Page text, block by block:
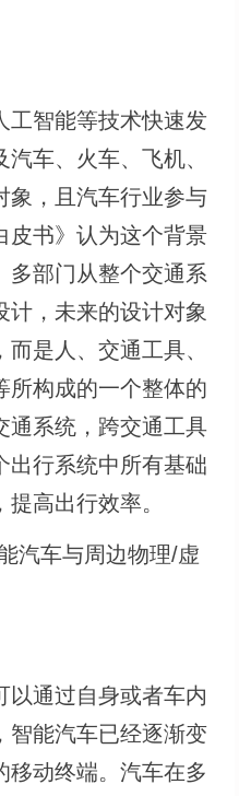
工智能等技术快速发
车、火车、飞机、
象，且汽车行业参与
皮书》认为这个背景
多部门从整个交通系
计，未来的设计对象
是⼈、交通⼯具、
所构成的⼀个整体的
通系统，跨交通工具
出行系统中所有基础
高出行效率。
汽车与周边物理/虚
以通过自身或者车内
智能汽车已经逐渐变
移动终端。汽车在多